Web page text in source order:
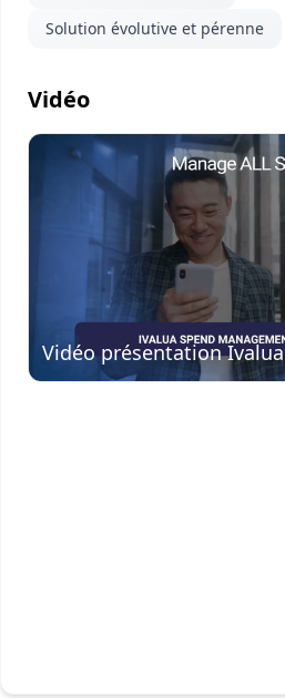
Solution évolutive et pérenne
Vidéo
la vidéo
Vidéo présentation Ivalua